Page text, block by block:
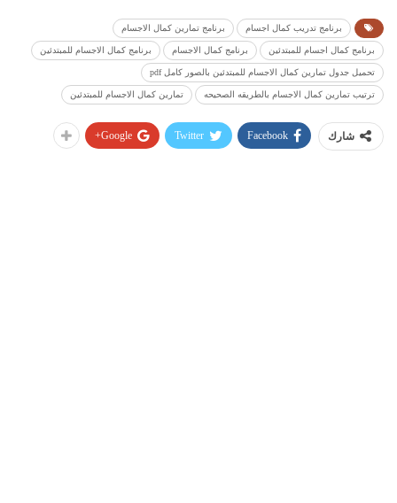
برنامج تدريب كمال اجسام برنامج تمارين كمال الاجسام
برنامج كمال اجسام للمبتدئين برنامج كمال الاجسام برنامج كمال الاجسام للمبتدئين
تحميل جدول تمارين كمال الاجسام للمبتدئين بالصور كامل pdf
ترتيب تمارين كمال الاجسام بالطريقه الصحيحه تمارين كمال الاجسام للمبتدئين
شارك Facebook
Twitter
Google+